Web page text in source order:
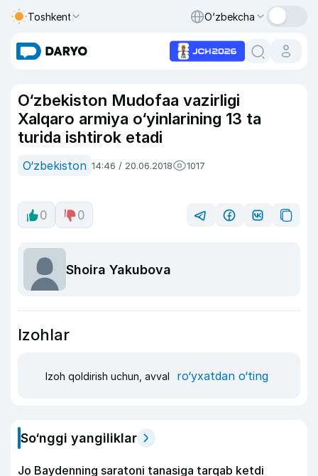
Toshkent O‘zbekcha
O‘zbekiston Mudofaa vazirligi
Xalqaro armiya o‘yinlarining 13 ta
turida ishtirok etadi
O‘zbekiston 14:46 / 20.06.2018 1017
0 0
Shoira Yakubova
Izohlar
Izoh qoldirish uchun, avval ro‘yxatdan o‘ting
So‘nggi yangiliklar
Jo Baydenning saratoni tanasiga tarqab ketdi